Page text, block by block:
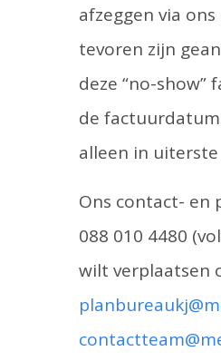
afzeggen via
tevoren zijn
deze “no-
de
alleen in
Ons contact- en
088 010 4480
wilt verplaatsen